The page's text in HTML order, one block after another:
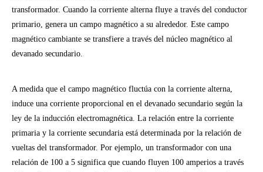
transformador. Cuando la corriente alterna fluye a través del conductor
primario, genera un campo magnético a su alrededor. Este campo
magnético cambiante se transfiere a través del núcleo magnético al
devanado secundario.
A medida que el campo magnético fluctúa con la corriente alterna,
induce una corriente proporcional en el devanado secundario según la
ley de la inducción electromagnética. La relación entre la corriente
primaria y la corriente secundaria está determinada por la relación de
vueltas del transformador. Por ejemplo, un transformador con una
relación de 100 a 5 significa que cuando fluyen 100 amperios a través